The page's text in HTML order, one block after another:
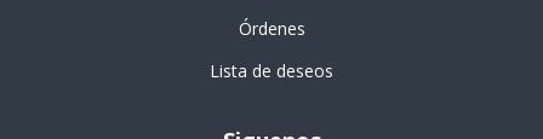
Órdenes
Lista de deseos